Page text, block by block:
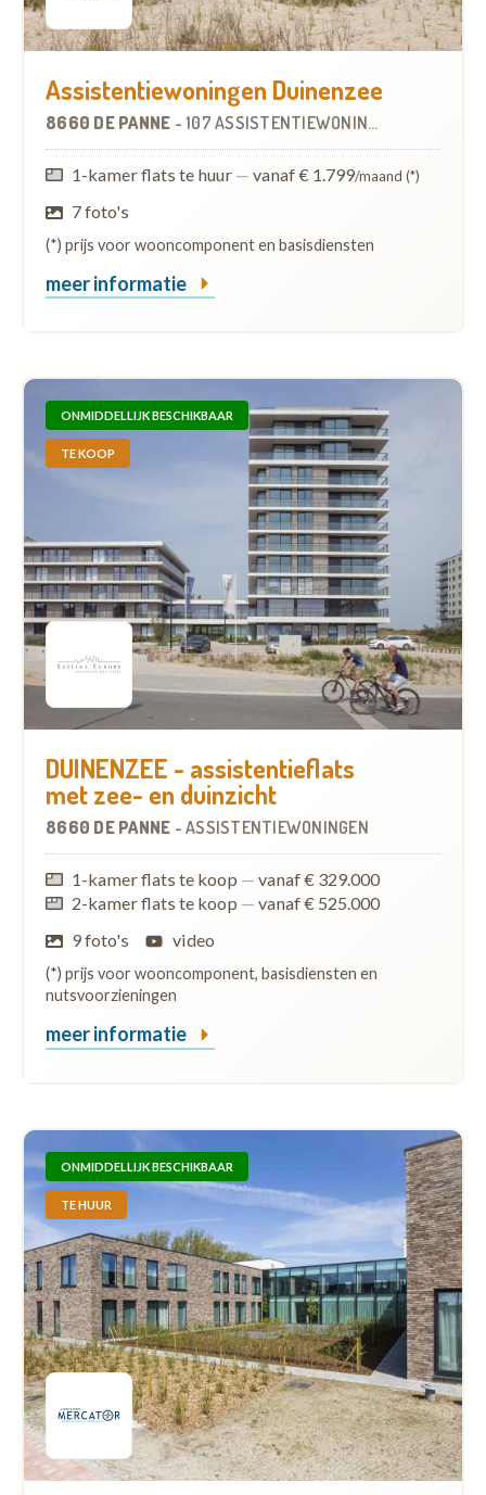
Assistentiewoningen Duinenzee
8660 DE PANNE - 107 ASSISTENTIEWONINGEN
1-kamer flats te huur — vanaf € 1.799/maand (*)
7 foto's
(*) prijs voor wooncomponent en basisdiensten
meer informatie
ONMIDDELLIJK BESCHIKBAAR
TE KOOP
DUINENZEE - assistentieflats
met zee- en duinzicht
8660 DE PANNE - ASSISTENTIEWONINGEN
1-kamer flats te koop — vanaf € 329.000
2-kamer flats te koop — vanaf € 525.000
9 foto's
video
(*) prijs voor wooncomponent, basisdiensten en
nutsvoorzieningen
meer informatie
ONMIDDELLIJK BESCHIKBAAR
TE HUUR